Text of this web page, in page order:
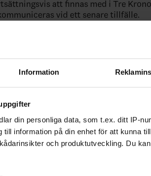
Information
din personliga data, som t.ex. ditt IP-
information på din enhet för att kunna
och produktutveckling. Du
att finnas med i Tre
vid ett senare tillfälle.